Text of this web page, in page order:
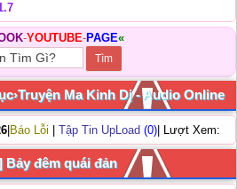
-YOUTUBE-PAGE«
›Truyện Ma Kinh Dị - Audio Online
Báo Lỗi Tập Tin UpLoad (0) | Lượt Xem:
Bảy đêm quái đản